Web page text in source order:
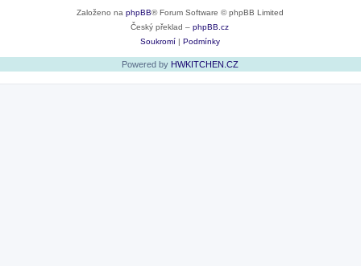
Založeno na phpBB® Forum Software © phpBB Limited
Český překlad – phpBB.cz
Soukromí| Podmínky
Powered by HWKITCHEN.CZ